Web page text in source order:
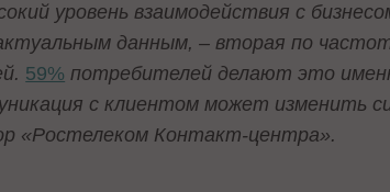
уровень взаимодействия с
данным, – вторая по
59% потребителей делают это
с клиентом может изменить
«Ростелеком Контакт-центра».